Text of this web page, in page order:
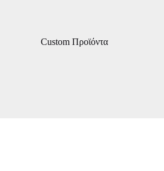
Custom Προϊόντα